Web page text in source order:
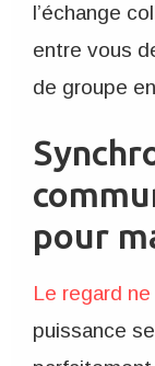
l’échange
entre vous
de groupe
pour
Le regard
puissance